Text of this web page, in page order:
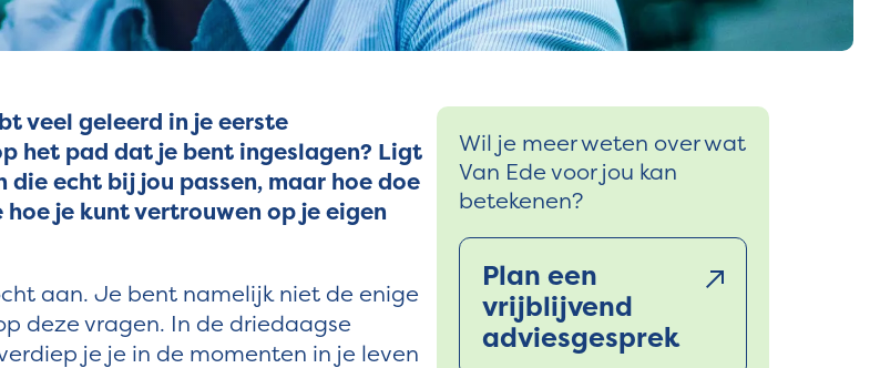
veel geleerd in je eerste
het pad dat je bent ingeslagen? Ligt
echt bij jou passen, maar hoe doe
je kunt vertrouwen op je eigen
aan. Je bent namelijk niet de enige
deze vragen. In de driedaagse
je je in de momenten in je leven
Wil je meer weten over wat
Van Ede voor jou kan
betekenen?
Plan een
vrijblijvend
adviesgesprek